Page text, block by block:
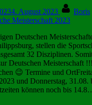
4. August 2023 Boris
Deutschen
stellen die
32 Disziplinen.
Deutschen Meisterschaft
😉 Termine und
und Donnerstag, 31.08.
können noch bis